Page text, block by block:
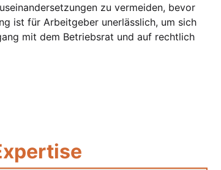
zu vermeiden, bevor
ist für Arbeitgeber unerlässlich, um sich
mit dem Betriebsrat und auf rechtlich